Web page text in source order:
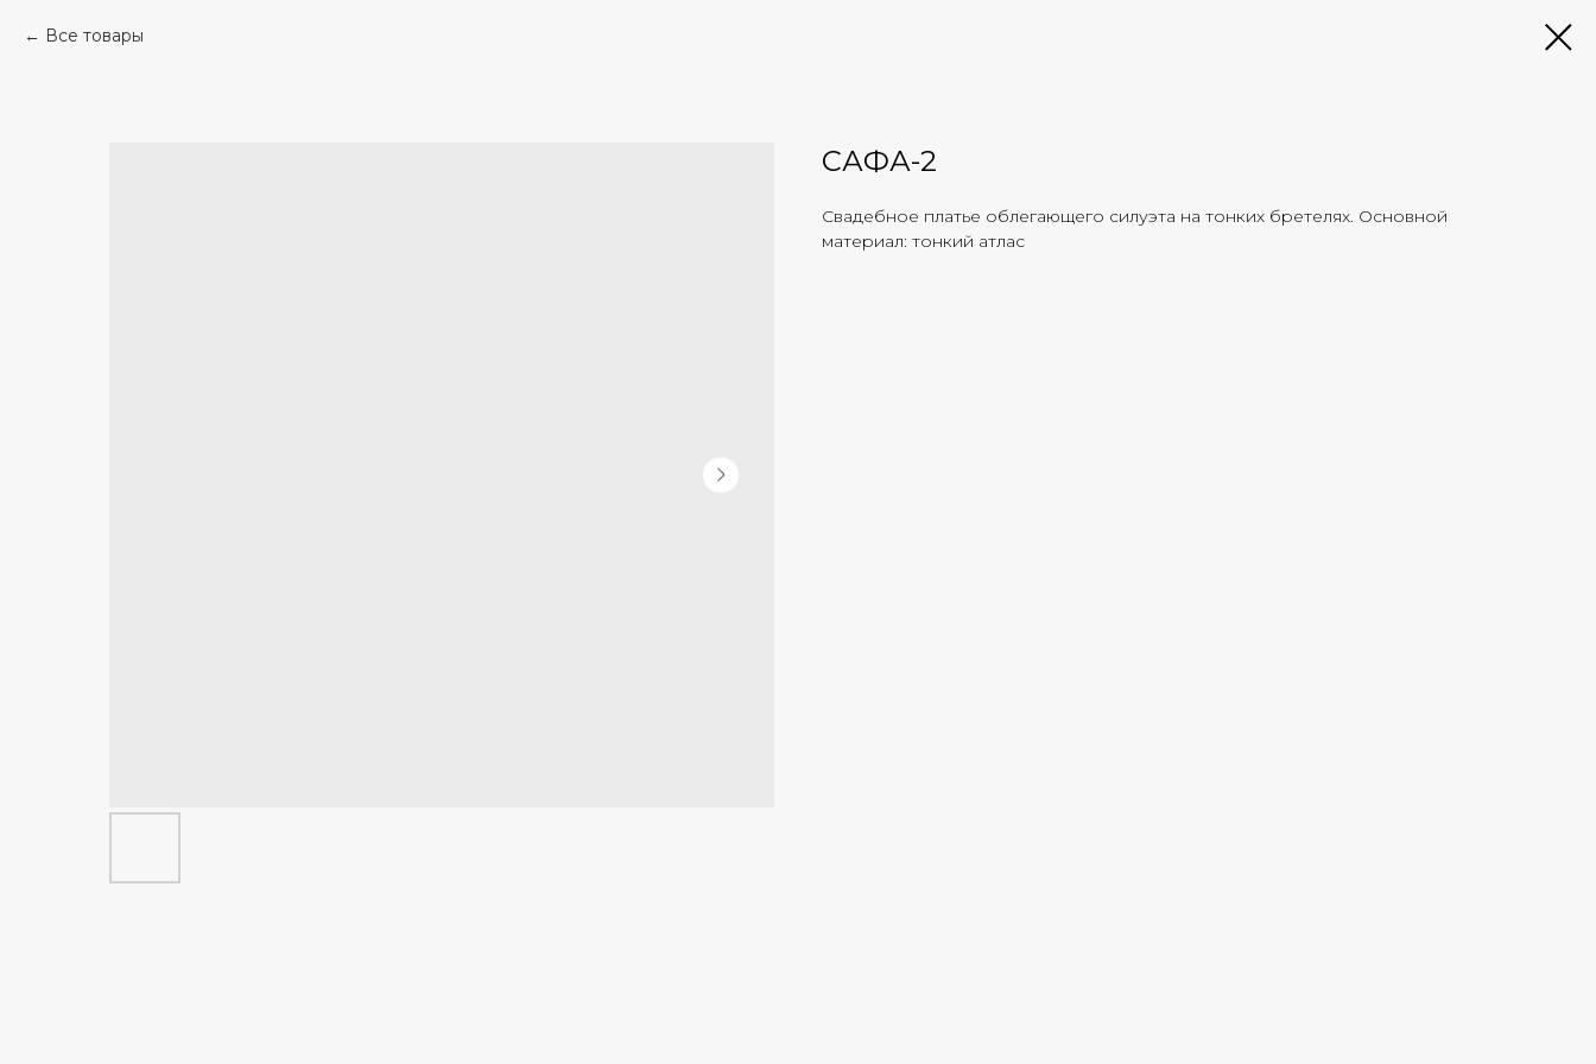
Все товары
САФА-2
Свадебное платье облегающего силуэта на тонких бретелях. Основной
материал: тонкий атлас